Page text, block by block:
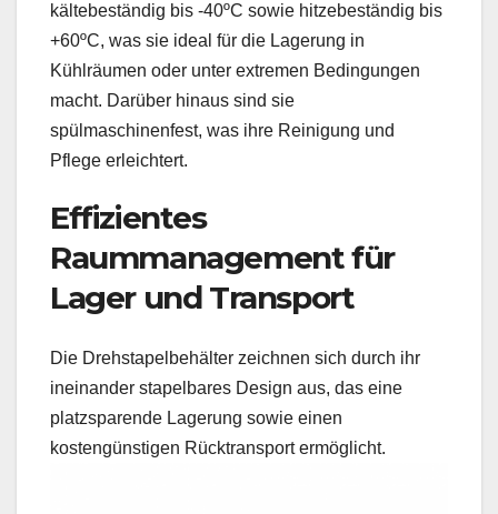
kältebeständig bis -40ºC sowie hitzebeständig bis
+60ºC, was sie ideal für die Lagerung in
Kühlräumen oder unter extremen Bedingungen
macht. Darüber hinaus sind sie
spülmaschinenfest, was ihre Reinigung und
Pflege erleichtert.
Effizientes
Raummanagement für
Lager und Transport
Die Drehstapelbehälter zeichnen sich durch ihr
ineinander stapelbares Design aus, das eine
platzsparende Lagerung sowie einen
kostengünstigen Rücktransport ermöglicht.